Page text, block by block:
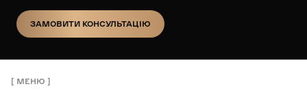
ЗАМОВИТИ КОНСУЛЬТАЦІЮ
МЕНЮ